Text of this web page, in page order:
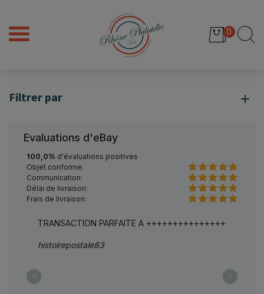
0
Filtrer par
Evaluations d'eBay
100,0% d'évaluations positives
Objet conforme:
Communication:
Délai de livraison:
Frais de livraison:
TRANSACTION PARFAITE A +++++++++++++++
histoirepostale83
< >